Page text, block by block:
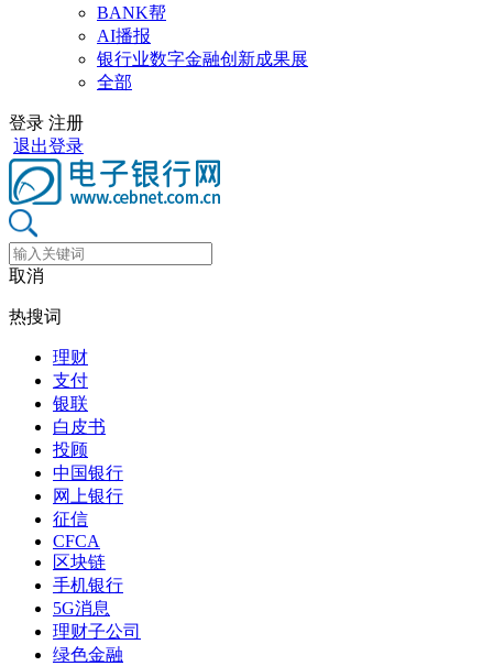
BANK帮
AI播报
银行业数字金融创新成果展
全部
登录 注册
退出登录
取消
热搜词
理财
支付
银联
白皮书
投顾
中国银行
网上银行
征信
CFCA
区块链
手机银行
5G消息
理财子公司
绿色金融